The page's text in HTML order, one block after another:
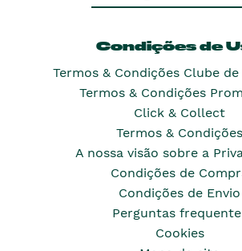
Condições de
Termos & Condições Clube
Termos & Condições
Click & Collect
Termos & Condições
A nossa visão sobre a
Condições de
Condições de Envio
Perguntas
Cookies